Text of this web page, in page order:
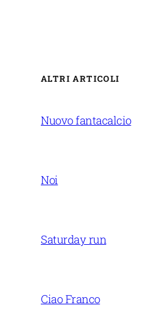
ALTRI ARTICOLI
Nuovo fantacalcio
Noi
Saturday run
Ciao Franco